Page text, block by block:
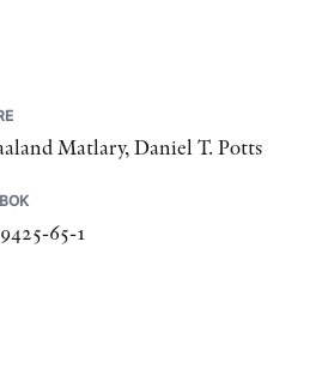
Matlary, Daniel T. Potts
65-1